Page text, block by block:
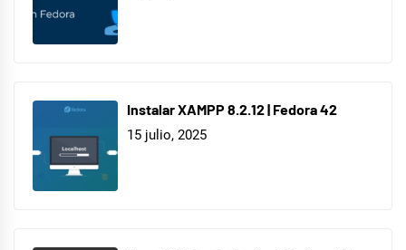
Instalar XAMPP 8.2.12 | Fedora 42
15 julio, 2025